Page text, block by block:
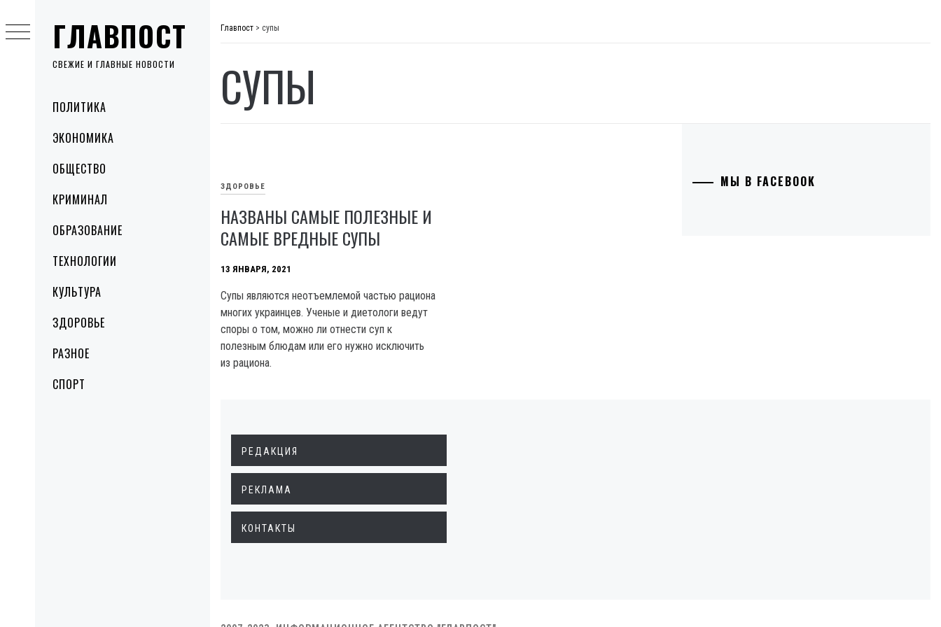
ГЛАВПОСТ
СВЕЖИЕ И ГЛАВНЫЕ НОВОСТИ
MenuПОЛИТИКА
ЭКОНОМИКА
ОБЩЕСТВО
КРИМИНАЛ
ОБРАЗОВАНИЕ
ТЕХНОЛОГИИ
КУЛЬТУРА
ЗДОРОВЬЕ
РАЗНОЕ
СПОРТ
to
content
Главпост > супы
СУПЫ
ЗДОРОВЬЕ
НАЗВАНЫ САМЫЕ ПОЛЕЗНЫЕ И
САМЫЕ ВРЕДНЫЕ СУПЫ
13 ЯНВАРЯ, 2021
Супы являются неотъемлемой частью рациона
многих украинцев. Ученые и диетологи ведут
споры о том, можно ли отнести суп к
полезным блюдам или его нужно исключить
из рациона.
МЫ В FACEBOOK
РЕДАКЦИЯ
РЕКЛАМА
КОНТАКТЫ